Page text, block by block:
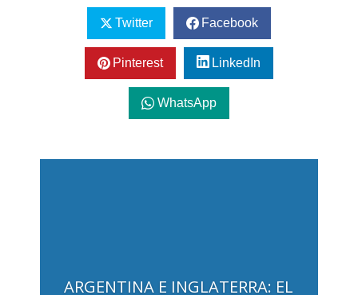
Twitter Facebook
Pinterest LinkedIn
WhatsApp
ARGENTINA E INGLATERRA: EL